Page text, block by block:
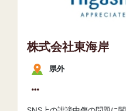
株式会社東海岸
県外